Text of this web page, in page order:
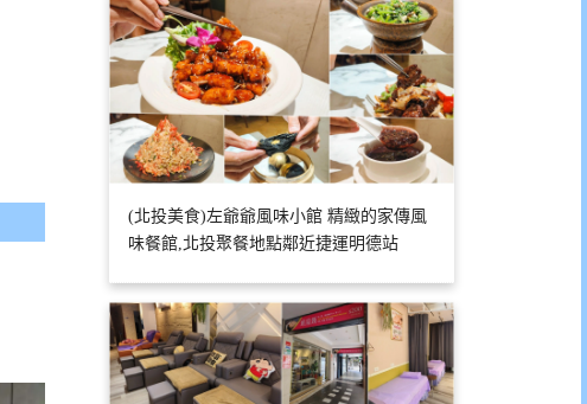
(北投美食)左爺爺風味小館 精緻的家傳風
味餐館,北投聚餐地點鄰近捷運明德站